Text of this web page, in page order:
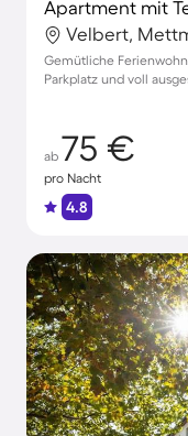
Apartment mit
Velbert,
Gemütliche
Parkplatz und voll
ab 75 €
pro Nacht
4.8